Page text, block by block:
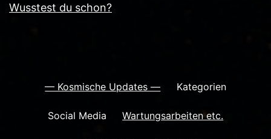
Wusstest du schon?
— Kosmische Updates — Kategorien
Social Media Wartungsarbeiten etc.